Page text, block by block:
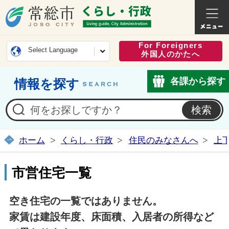
常総市公式ホームページ
くらし
Select Language
For Foreigners
外国人のかたへ
情報を探す 各課から探す
ホーム くらし・行政 住民のみなさんへ 上
市営住宅一覧
空き住宅の一覧ではありません。
家賃は建設年度、床面積、入居者の所得など